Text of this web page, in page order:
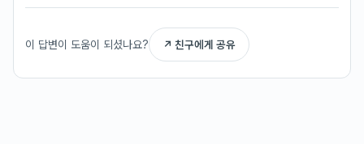
이 답변이 도움이 되셨나요? ↗ 친구에게 공유